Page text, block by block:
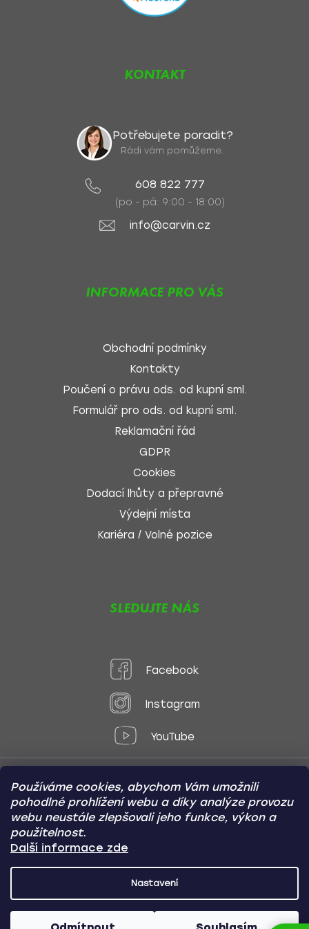
Používáme cookies, abychom Vám umožnili
pohodlné prohlížení webu a díky analýze provozu
webu neustále zlepšovali jeho funkce, výkon a
použitelnost.
Další informace zde
Nastavení
KONTAKT
Potřebujete poradit?
Rádi vám pomůžeme.
608 822 777
(po - pá: 9:00 - 18:00)
info@carvin.cz
INFORMACE PRO VÁS
Obchodní podmínky
Kontakty
Poučení o právu ods. od kupní sml.
Formulář pro ods. od kupní sml.
Reklamační řád
GDPR
Cookies
Dodací lhůty a přepravné
Výdejní místa
Kariéra / Volné pozice
SLEDUJTE NÁS
Facebook
Instagram
YouTube
Způsoby platby:
Online
Převod
Dobírka
Copyright (c) 2012 -2026 CARVIN AUTODOPLŇKY- Všechna